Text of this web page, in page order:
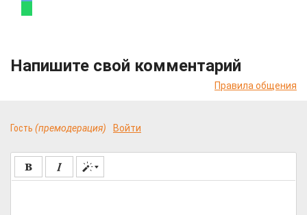
Напишите свой комментарий
Правила общения
Гость (премодерация) Войти